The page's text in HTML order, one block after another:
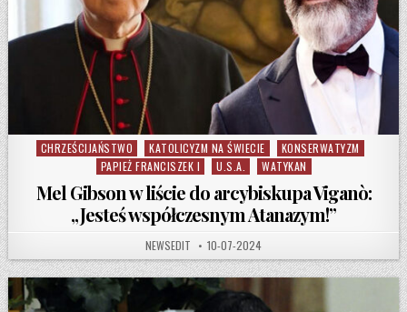
Posted in
CHRZEŚCIJAŃSTWO KATOLICYZM NA ŚWIECIE
KONSERWATYZM
PAPIEŻ FRANCISZEK I
U.S.A. WATYKAN
Mel Gibson w liście do arcybiskupa Viganò:
„Jesteś współczesnym Atanazym!”
AUTHOR:
NEWSEDIT PUBLISHED DATE:
10-07-2024